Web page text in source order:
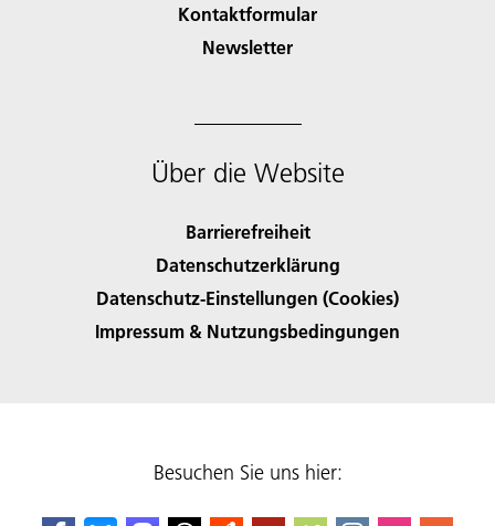
Kontaktformular
Newsletter
Über die Website
Barrierefreiheit
Datenschutzerklärung
Datenschutz-Einstellungen (Cookies)
Impressum & Nutzungsbedingungen
Besuchen Sie uns hier: